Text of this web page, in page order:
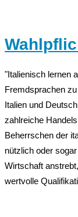
"Italienisch lernen
Fremdsprachen
Italien und
zahlreiche
Beherrschen der
nützlich oder
Wirtschaft
wertvolle